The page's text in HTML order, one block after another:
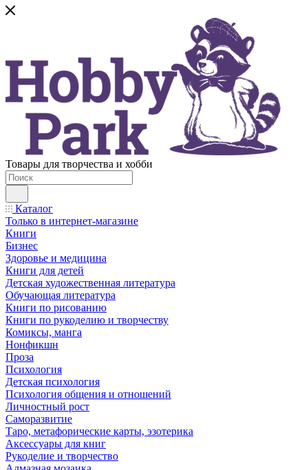
Товары для творчества и хобби
Каталог
Только в интернет-магазине
Книги
Бизнес
Здоровье и медицина
Книги для детей
Детская художественная литература
Обучающая литература
Книги по рисованию
Книги по рукоделию и творчеству
Комиксы, манга
Нонфикшн
Проза
Психология
Детская психология
Психология общения и отношений
Личностный рост
Саморазвитие
Таро, метафорические карты, эзотерика
Аксессуары для книг
Рукоделие и творчество